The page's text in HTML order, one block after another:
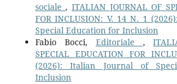
sociale, ITALIAN JOURNAL OF
FOR INCLUSION: V. 14 N. 1
Special Education for Inclusion
Fabio Bocci, Editoriale ,
SPECIAL EDUCATION FOR
(2026): Italian Journal of
Inclusion